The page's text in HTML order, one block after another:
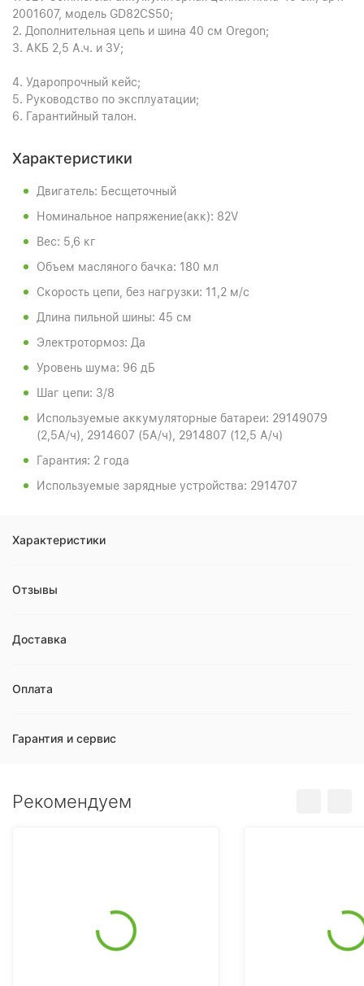
2001607, модель GD82CS50;
2. Дополнительная цепь и шина 40 см Oregon;
3. АКБ 2,5 А.ч. и ЗУ;
4. Ударопрочный кейс;
5. Руководство по эксплуатации;
6. Гарантийный талон.
Характеристики
Двигатель: Бесщеточный
Номинальное напряжение(акк): 82V
Вес: 5,6 кг
Объем масляного бачка: 180 мл
Скорость цепи, без нагрузки: 11,2 м/c
Длина пильной шины: 45 см
Электротормоз: Да
Уровень шума: 96 дБ
Шаг цепи: 3/8
Используемые аккумуляторные батареи: 29149079
(2,5А/ч), 2914607 (5А/ч), 2914807 (12,5 А/ч)
Гарантия: 2 года
Используемые зарядные устройства: 2914707
Характеристики
Отзывы
Доставка
Оплата
Гарантия и сервис
Рекомендуем